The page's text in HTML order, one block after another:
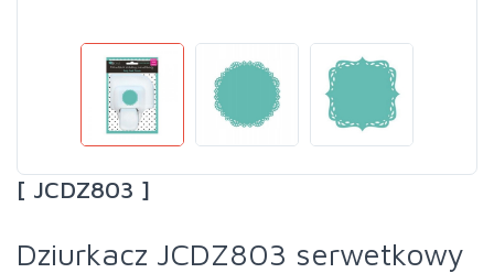
[ JCDZ803 ]
Dziurkacz JCDZ803 serwetkowy